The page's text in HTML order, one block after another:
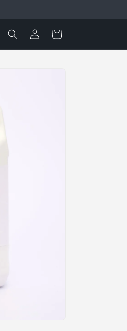
EinloggenWarenkorb